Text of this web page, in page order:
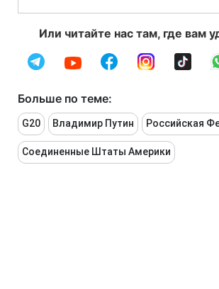
Или читайте нас там, где вам
Больше по теме:
G20 Владимир Путин Российская
Соединенные Штаты Америки